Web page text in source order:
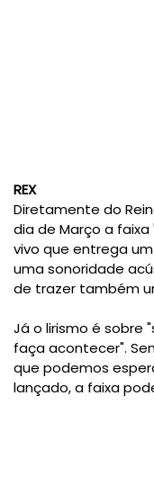
REX
Diretamente do
dia de Março a
vivo que entrega
uma sonoridade
de trazer também
Já o lirismo é sobre
faça acontecer".
que podemos
lançado, a faixa